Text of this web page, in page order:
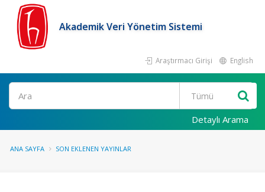
Akademik Veri Yönetim Sistemi
Araştırmacı Girişi English
Ara
Detaylı Arama
ANA SAYFA SON EKLENEN YAYINLAR